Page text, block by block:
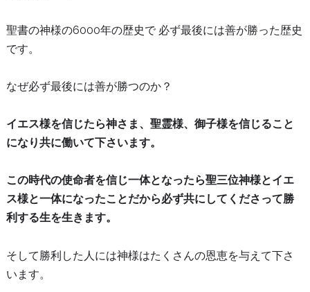
聖書の神様の6000年の歴史で 必ず最後には善が勝った歴史
です。
なぜ必ず最後には善が勝つのか？
イエス様を信じたら神さま、聖霊様、御子様を信じること
になり共に働いて下さいます。
この時代の使命者を信じ一体となったら聖三位神様とイエ
ス様と一体になったことだから必ず共にしてくださって勝
利する生を生きます。
そして勝利した人には神様はたくさんの恩恵を与えて下さ
います。